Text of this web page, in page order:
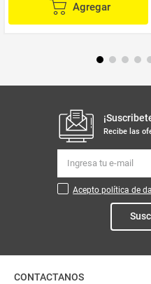
Agregar
Recibe las
Acepto política de
CONTACTANOS